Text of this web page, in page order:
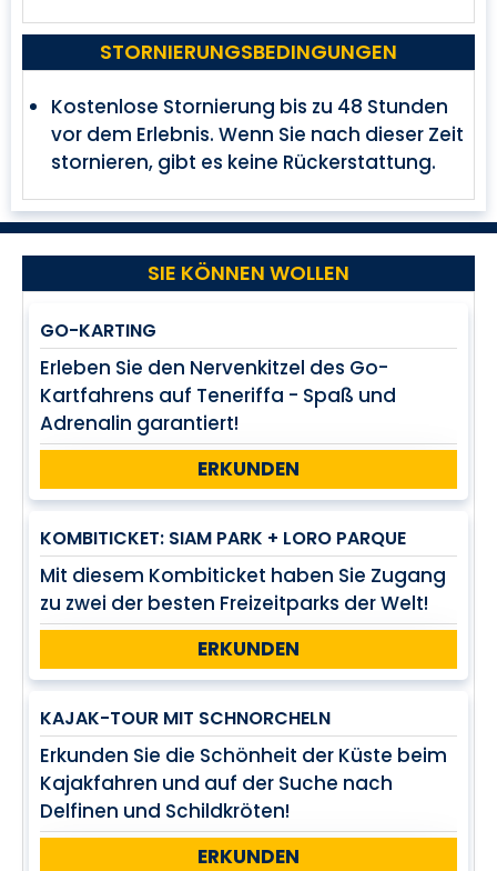
STORNIERUNGSBEDINGUNGEN
Kostenlose Stornierung bis zu 48 Stunden
vor dem Erlebnis. Wenn Sie nach dieser Zeit
stornieren, gibt es keine Rückerstattung.
SIE KÖNNEN WOLLEN
GO-KARTING
Erleben Sie den Nervenkitzel des Go-
Kartfahrens auf Teneriffa - Spaß und
Adrenalin garantiert!
ERKUNDEN
KOMBITICKET: SIAM PARK + LORO PARQUE
Mit diesem Kombiticket haben Sie Zugang
zu zwei der besten Freizeitparks der Welt!
ERKUNDEN
KAJAK-TOUR MIT SCHNORCHELN
Erkunden Sie die Schönheit der Küste beim
Kajakfahren und auf der Suche nach
Delfinen und Schildkröten!
ERKUNDEN